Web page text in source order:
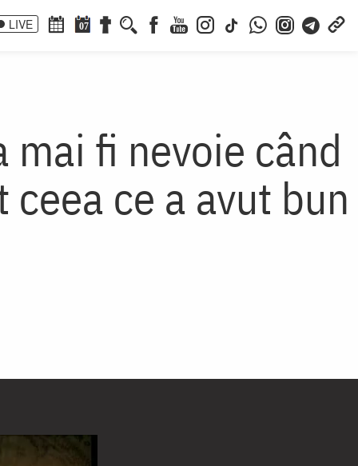
LIVE 07
mai fi nevoie când
ce a avut bun